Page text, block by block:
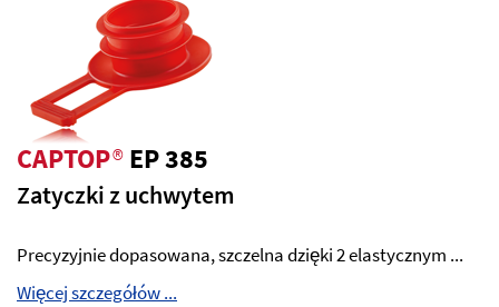
CAPTOP®EP 385
Zatyczki z uchwytem
Precyzyjnie dopasowana, szczelna dzięki 2 elastycznym ...
Więcej szczegółów ...